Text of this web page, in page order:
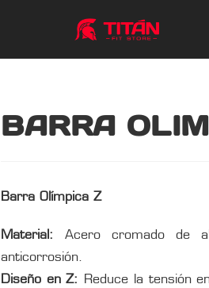
BARRA
Barra Olímpica Z
Material:
Acero cromado de
anticorrosión.
Diseño en Z: Reduce la tensión